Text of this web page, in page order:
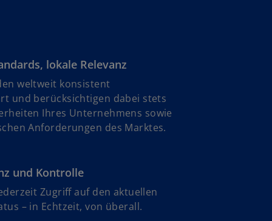
lokale Relevanz
weltweit konsistent
und berücksichtigen dabei stets
Ihres Unternehmens sowie
Anforderungen des Marktes.
und Kontrolle
Zugriff auf den aktuellen
– in Echtzeit, von überall.